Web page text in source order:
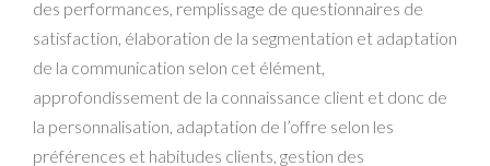
des performances, remplissage de questionnaires de
satisfaction, élaboration de la segmentation et adaptation
de la communication selon cet élément,
approfondissement de la connaissance client et donc de
la personnalisation, adaptation de l’offre selon les
préférences et habitudes clients, gestion des